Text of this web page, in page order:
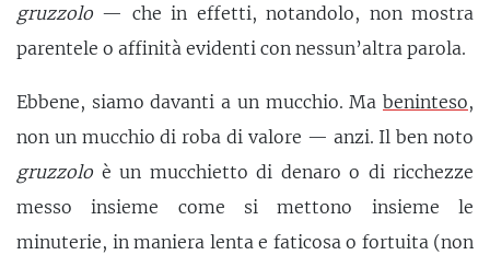
gruzzolo — che in effetti, notandolo, non mostra
parentele o affinità evidenti con nessun’altra parola.
Ebbene, siamo davanti a un mucchio. Ma beninteso,
non un mucchio di roba di valore — anzi. Il ben noto
gruzzolo è un mucchietto di denaro o di ricchezze
messo insieme come si mettono insieme le
minuterie, in maniera lenta e faticosa o fortuita (non